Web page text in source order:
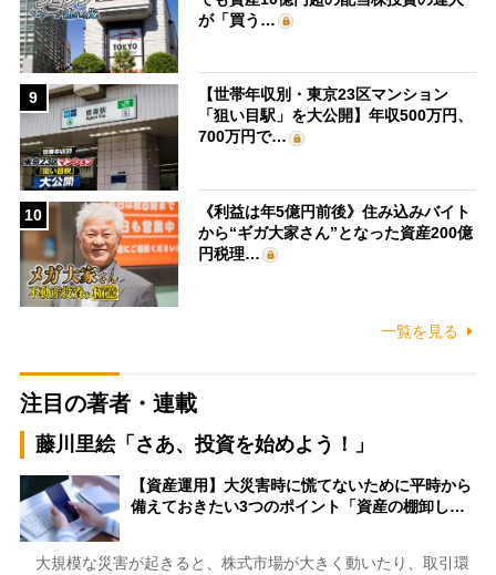
が「買う…
9
【世帯年収別・東京23区マンション
「狙い目駅」を大公開】年収500万円、
700万円で…
10
《利益は年5億円前後》住み込みバイト
から“ギガ大家さん”となった資産200億
円税理…
一覧を見る
注目の著者・連載
藤川里絵「さあ、投資を始めよう！」
【資産運用】大災害時に慌てないために平時から
備えておきたい3つのポイント「資産の棚卸し…
大規模な災害が起きると、株式市場が大きく動いたり、取引環